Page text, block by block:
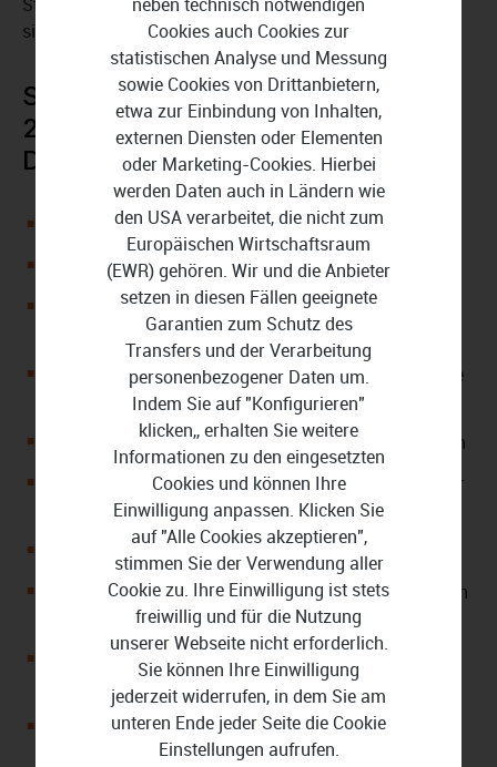
sind, dass sich das Finanzamt verrechnet hat.
SteuerSparErklärung Rentner
2025 (für Steuerjahr 2024)
Download in der Übersicht:
Geeignet für PC und Mac
Dauerlizenz / Kein Abo
Macht die Steuererklärung 2024 für Rentner und
Liefert den Mantelbogen und alle wichtigen Formulare
inklusive Anlage R
Ermöglicht die Abgabe von bis zu 3 Steuererklärungen
Erlaubt den Datenimport aus der Vorjahresversion der
Unterstützt die vorausgefüllte Steuererklärung
Mit BelegManager für die einfache Organisationen von
Verschickt die Steuerunterlagen auf Wunsch über die
ELSTER-Schnittstelle
Inklusive Erfassungsbereich für energetische
Sanierungsmaßnahmen
Cookies auch Cookies zur
statistischen Analyse und Messung
sowie Cookies von Drittanbietern,
etwa zur Einbindung von Inhalten,
externen Diensten oder Elementen
oder Marketing-Cookies. Hierbei
werden Daten auch in Ländern wie
den USA verarbeitet, die nicht zum
Europäischen Wirtschaftsraum
(EWR) gehören. Wir und die Anbieter
setzen in diesen Fällen geeignete
Garantien zum Schutz des
Transfers und der Verarbeitung
personenbezogener Daten um.
Indem Sie auf "Konfigurieren"
klicken,, erhalten Sie weitere
Informationen zu den eingesetzten
Cookies und können Ihre
Einwilligung anpassen. Klicken Sie
auf "Alle Cookies akzeptieren",
stimmen Sie der Verwendung aller
Cookie zu. Ihre Einwilligung ist stets
freiwillig und für die Nutzung
unserer Webseite nicht erforderlich.
Sie können Ihre Einwilligung
jederzeit widerrufen, in dem Sie am
unteren Ende jeder Seite die Cookie
Einstellungen aufrufen.